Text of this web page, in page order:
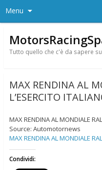
Menu
Tutto quello che c'è da sapere
MAX RENDINA AL
L’ESERCITO
MAX RENDINA AL MONDIALE
Source: Automotornews
MAX RENDINA AL MONDIALE
Condividi: